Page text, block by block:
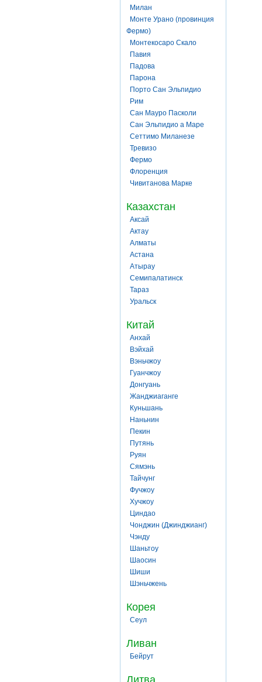
Милан
Монте Урано (провинция
Фермо)
Монтекосаро Скало
Павия
Падова
Парона
Порто Сан Эльпидио
Рим
Сан Мауро Пасколи
Сан Эльпидио а Маре
Сеттимо Миланезе
Тревизо
Фермо
Флоренция
Чивитанова Марке
Казахстан
Аксай
Актау
Алматы
Астана
Атырау
Семипалатинск
Тараз
Уральск
Китай
Анхай
Вэйхай
Вэньчжоу
Гуанчжоу
Донгуань
Жанджиаганге
Куньшань
Наньнин
Пекин
Путянь
Руян
Сямэнь
Тайчунг
Фучжоу
Хучжоу
Циндао
Чонджин (Джинджианг)
Чэнду
Шаньтоу
Шаосин
Шиши
Шэньчжень
Корея
Сеул
Ливан
Бейрут
Литва